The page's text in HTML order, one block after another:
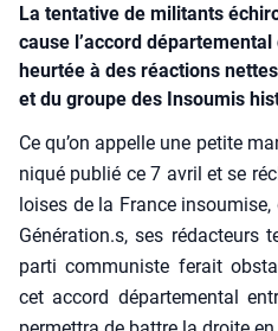
La tentative de militants
cause l’accord
heurtée à des réactions
et du groupe des Insoumis
Ce qu’on appelle une petite
ni­qué publié ce 7 avril et se
loises de la France insou­mise,
Génération.s, ses rédac­teurs
par­ti com­mu­niste ferait
cet accord dépar­te­men­tal